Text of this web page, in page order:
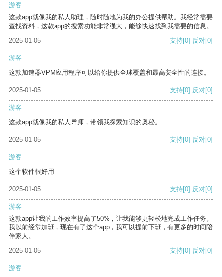
游客
这款app就像我的私人助理，随时随地为我的办公提供帮助。我经常需要
查找资料，这款app的搜索功能非常强大，能够快速找到我需要的信息。
2025-01-05
支持[0] 反对[0]
游客
这款加速器VPM应用程序可以给你提供全球覆盖和最高安全性的连接。
2025-01-05 支持[0] 反对[0]
游客
这款app就像我的私人导师，带领我探索知识的奥秘。
2025-01-05 支持[0] 反对[0]
游客
这个软件很好用
2025-01-05 支持[0] 反对[0]
游客
这款app让我的工作效率提高了50%，让我能够更轻松地完成工作任务。
我以前经常加班，现在有了这个app，我可以提前下班，有更多的时间陪
伴家人。
2025-01-05
支持[0] 反对[0]
游客